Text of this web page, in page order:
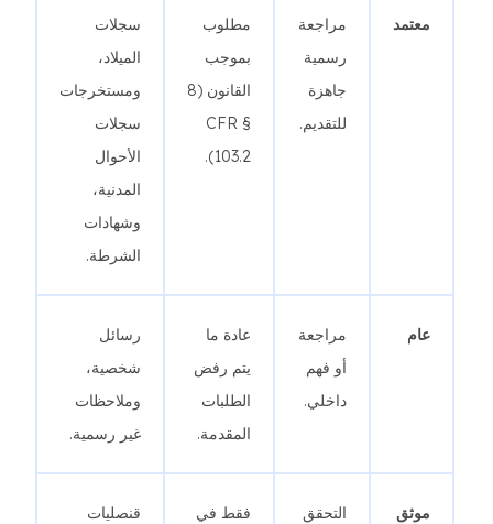
معتمد
مراجعة
رسمية
جاهزة
للتقديم.
مطلوب
بموجب
القانون (8
CFR §
103.2).
سجلات
الميلاد،
ومستخرجات
سجلات
الأحوال
المدنية،
وشهادات
الشرطة.
عام
مراجعة
أو فهم
داخلي.
عادة ما
يتم رفض
الطلبات
المقدمة.
رسائل
شخصية،
وملاحظات
غير رسمية.
موثق
التحقق
فقط في
قنصليات